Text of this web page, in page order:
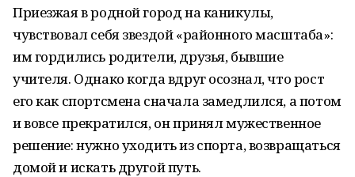
Приезжая в родной город на каникулы,
чувствовал себя звездой «районного масштаба»:
им гордились родители, друзья, бывшие
учителя. Однако когда вдруг осознал, что рост
его как спортсмена сначала замедлился, а потом
и вовсе прекратился, он принял мужественное
решение: нужно уходить из спорта, возвращаться
домой и искать другой путь.